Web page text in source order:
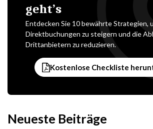
geht’s
Entdecken Sie 10 bewährte Strategien,
Direktbuchungen zu steigern und die
Drittanbietern zu reduzieren.
Kostenlose Checkliste
Neueste Beiträge